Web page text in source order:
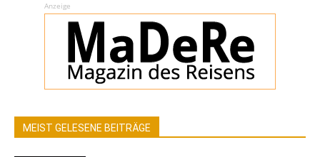
Anzeige
MEIST GELESENE BEITRÄGE